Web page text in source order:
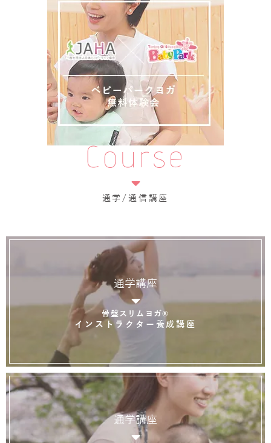
Course
通学/通信講座
通学講座
骨盤スリムヨガ®
インストラクター養成講座
通学講座